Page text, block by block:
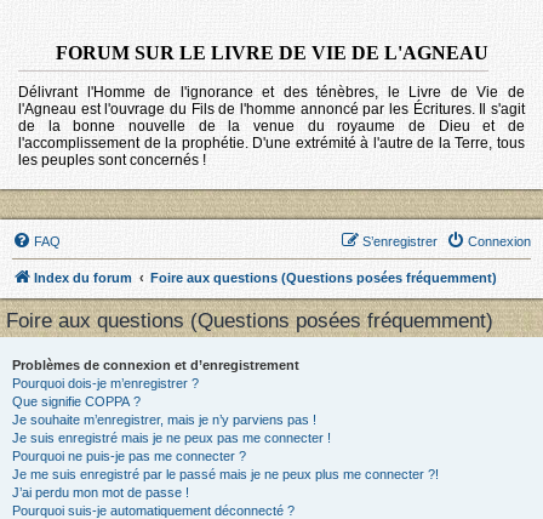
FORUM SUR LE LIVRE DE VIE DE L'AGNEAU
Délivrant l'Homme de l'ignorance et des ténèbres, le Livre de Vie de
l'Agneau est l'ouvrage du Fils de l'homme annoncé par les Écritures. Il s'agit
de la bonne nouvelle de la venue du royaume de Dieu et de
l'accomplissement de la prophétie. D'une extrémité à l'autre de la Terre, tous
les peuples sont concernés !
FAQ Connexion
S’enregistrer
Index du forum Foire aux questions (Questions posées fréquemment)
Foire aux questions (Questions posées fréquemment)
Problèmes de connexion et d’enregistrement
Pourquoi dois-je m’enregistrer ?
Que signifie COPPA ?
Je souhaite m’enregistrer, mais je n’y parviens pas !
Je suis enregistré mais je ne peux pas me connecter !
Pourquoi ne puis-je pas me connecter ?
Je me suis enregistré par le passé mais je ne peux plus me connecter ?!
J’ai perdu mon mot de passe !
Pourquoi suis-je automatiquement déconnecté ?